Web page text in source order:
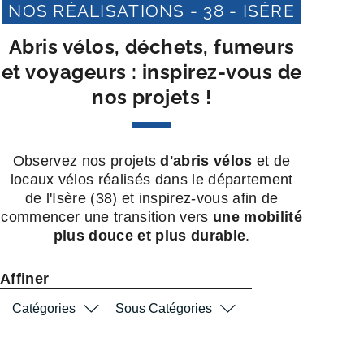
NOS RÉALISATIONS - 38 - ISÈRE
Abris vélos, déchets, fumeurs
et voyageurs : inspirez-vous de
nos projets !
Observez nos projetsd'abris vélos et de
locaux vélos réalisés dans le département
de l'Isère (38) et inspirez-vous afin de
commencer une transition vers une mobilité
plus douce et plus durable.
Affiner
Catégories Sous Catégories